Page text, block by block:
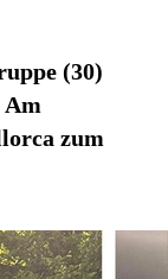
(30)
Am
zum